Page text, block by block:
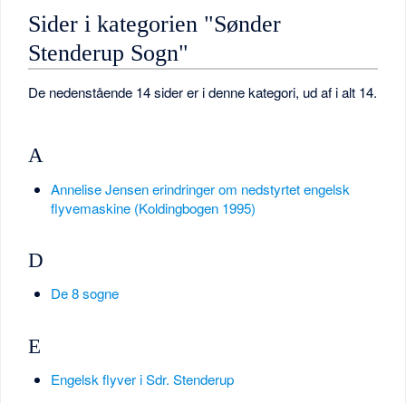
Sider i kategorien "Sønder
Stenderup Sogn"
De nedenstående 14 sider er i denne kategori, ud af i alt 14.
A
Annelise Jensen erindringer om nedstyrtet engelsk
flyvemaskine (Koldingbogen 1995)
D
De 8 sogne
E
Engelsk flyver i Sdr. Stenderup